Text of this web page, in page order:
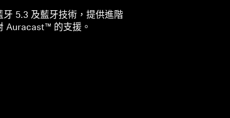
牙 5.3 及藍牙技術，提供進階
Auracast™ 的支援。